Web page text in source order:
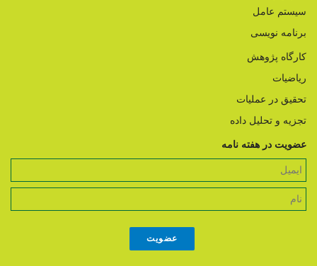
سیستم عامل
برنامه نویسی
کارگاه پژوهش
ریاضیات
تحقیق در عملیات
تجزیه و تحلیل داده
عضویت در هفته نامه